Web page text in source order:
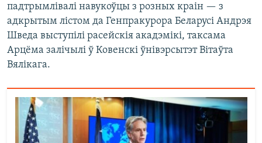
падтрымлівалі навукоўцы з розных краін — з
адкрытым лістом да Генпракурора Беларусі Андрэя
Шведа выступілі расейскія акадэмікі, таксама
Арцёма залічылі ў Ковенскі ўнівэрсытэт Вітаўта
Вялікага.